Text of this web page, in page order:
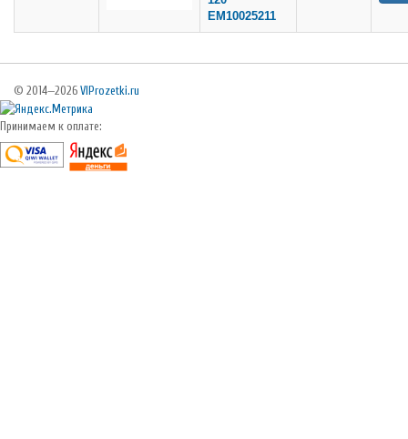
EM10025211
© 2014—2026 VIProzetki.ru
Принимаем к оплате: